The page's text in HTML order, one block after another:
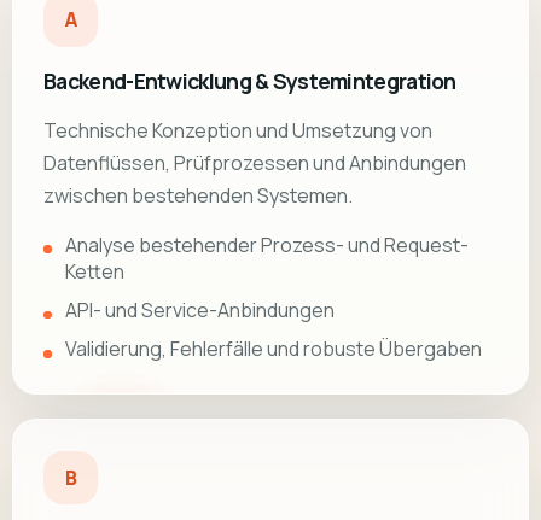
A
Backend-Entwicklung & Systemintegration
Technische Konzeption und Umsetzung von
Datenflüssen, Prüfprozessen und Anbindungen
zwischen bestehenden Systemen.
Analyse bestehender Prozess- und Request-
Ketten
API- und Service-Anbindungen
Validierung, Fehlerfälle und robuste Übergaben
B